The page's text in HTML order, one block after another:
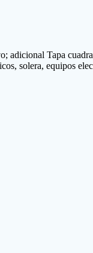
adicional Tapa
solera, equipos